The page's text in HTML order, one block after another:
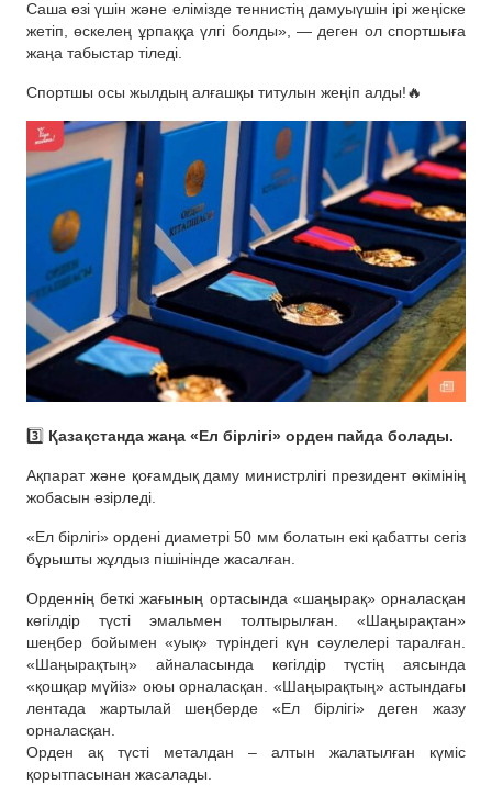
Саша өзі үшін және елімізде теннистің дамуыүшін ірі жеңіске
жетіп, өскелең ұрпаққа үлгі болды», — деген ол спортшыға
жаңа табыстар тіледі.
Спортшы осы жылдың алғашқы титулын жеңіп алды!🔥
3️⃣ Қазақстанда жаңа «Ел бірлігі» орден пайда болады.
Ақпарат және қоғамдық даму министрлігі президент өкімінің
жобасын әзірледі.
«Ел бірлігі» ордені диаметрі 50 мм болатын екі қабатты сегіз
бұрышты жұлдыз пішінінде жасалған.
Орденнің беткі жағының ортасында «шаңырақ» орналасқан
көгілдір түсті эмальмен толтырылған. «Шаңырақтан»
шеңбер бойымен «уық» түріндегі күн сәулелері таралған.
«Шаңырақтың» айналасында көгілдір түстің аясында
«қошқар мүйіз» оюы орналасқан. «Шаңырақтың» астындағы
лентада жартылай шеңберде «Ел бірлігі» деген жазу
орналасқан.
Орден ақ түсті металдан – алтын жалатылған күміс
қорытпасынан жасалады.